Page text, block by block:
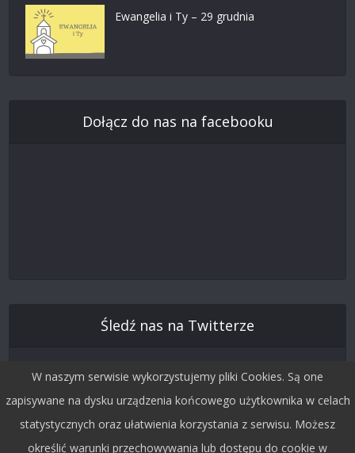
Ewangelia i Ty – 29 grudnia
Dołącz do nas na facebooku
Śledź nas na Twitterze
W naszym serwisie wykorzystujemy pliki Cookies. Są one
zapisywane na dysku urządzenia końcowego użytkownika w celach
statystycznych oraz ułatwienia korzystania z serwisu. Możesz
określić warunki przechowywania lub dostępu do cookie w